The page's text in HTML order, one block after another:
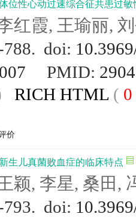
位性心动过速综合征共患过
红霞, 王瑜丽,
788. doi:
PMID:
RICH HTML ( 0
价
生儿真菌败血症的临床特点
颖, 李星, 桑田,
793. doi: